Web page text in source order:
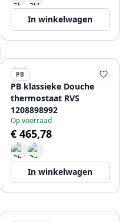
In winkelwagen
PB
PB klassieke Douche
thermostaat RVS
1208898992
Op voorraad
€ 465,78
In winkelwagen